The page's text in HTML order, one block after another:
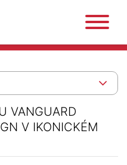
VANGUARD
V IKONICKÉM